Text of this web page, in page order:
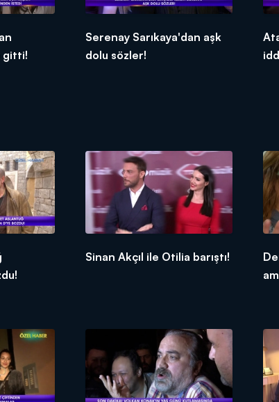
gitti!
Serenay Sarıkaya'dan aşk
dolu sözler!
Sinan Akçıl ile Otilia barıştı!